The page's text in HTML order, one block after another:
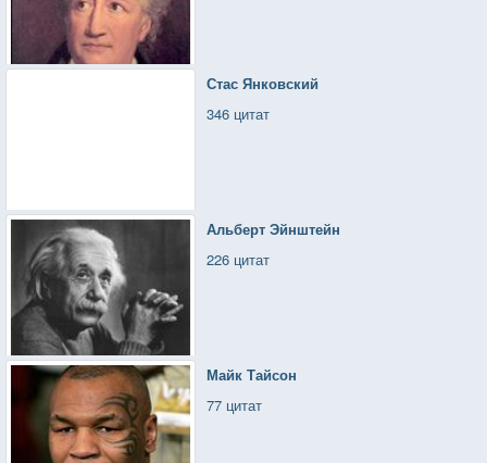
Стас Янковский
346 цитат
Альберт Эйнштейн
226 цитат
Майк Тайсон
77 цитат